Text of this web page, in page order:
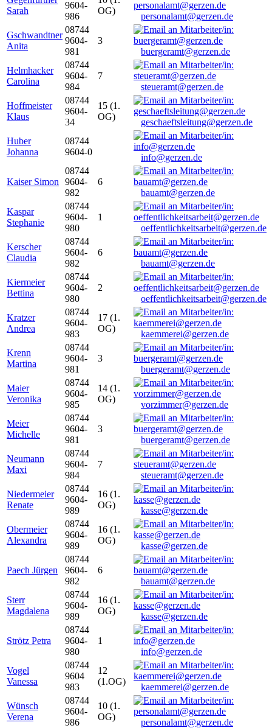
Sarah
9604-
986
OG)
personalamt@gerzen.de
Gschwandtner
Anita
08744
9604-
981
3
buergeramt@gerzen.de
Helmhacker
Carolina
08744
9604-
984
7
steueramt@gerzen.de
Hoffmeister
Klaus
08744
9604-
34
15 (1.
OG)
geschaeftsleitung@gerzen.de
Huber
Johanna
08744
9604-0
info@gerzen.de
Kaiser Simon
08744
9604-
982
6
bauamt@gerzen.de
Kaspar
Stephanie
08744
9604-
980
1
oeffentlichkeitsarbeit@gerzen.de
Kerscher
Claudia
08744
9604-
982
6
bauamt@gerzen.de
Kiermeier
Bettina
08744
9604-
980
2
oeffentlichkeitsarbeit@gerzen.de
Kratzer
Andrea
08744
9604-
983
17 (1.
OG)
kaemmerei@gerzen.de
Krenn
Martina
08744
9604-
981
3
buergeramt@gerzen.de
Maier
Veronika
08744
9604-
985
14 (1.
OG)
vorzimmer@gerzen.de
Meier
Michelle
08744
9604-
981
3
buergeramt@gerzen.de
Neumann
Maxi
08744
9604-
984
7
steueramt@gerzen.de
Niedermeier
Renate
08744
9604-
989
16 (1.
OG)
kasse@gerzen.de
Obermeier
Alexandra
08744
9604-
989
16 (1.
OG)
kasse@gerzen.de
Paech Jürgen
08744
9604-
982
6
bauamt@gerzen.de
Sterr
Magdalena
08744
9604-
989
16 (1.
OG)
kasse@gerzen.de
Strötz Petra
08744
9604-
980
1
info@gerzen.de
Vogel
Vanessa
08744
9604
983
12
(1.OG)
kaemmerei@gerzen.de
Wünsch
Verena
08744
9604-
986
10 (1.
OG)
personalamt@gerzen.de